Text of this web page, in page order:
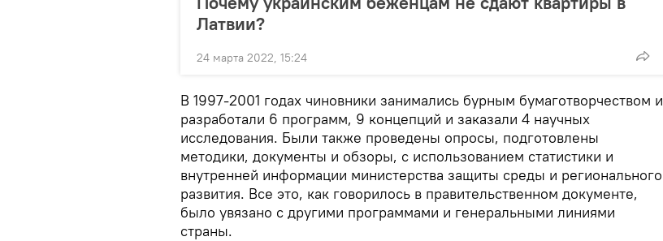
Латвии?
24 марта 2022, 15:24
В 1997-2001 годах чиновники занимались бурным бумаготворчеством и
разработали 6 программ, 9 концепций и заказали 4 научных
исследования. Были также проведены опросы, подготовлены
методики, документы и обзоры, с использованием статистики и
внутренней информации министерства защиты среды и регионального
развития. Все это, как говорилось в правительственном документе,
было увязано с другими программами и генеральными линиями
страны.